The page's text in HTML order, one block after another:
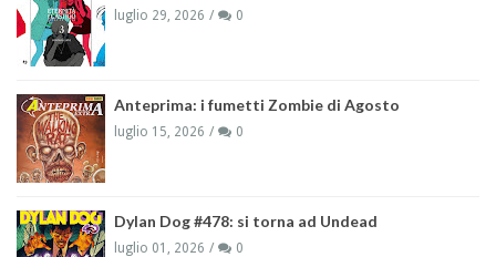
luglio 29, 2026 0
Anteprima: i fumetti Zombie di Agosto
luglio 15, 2026 0
Dylan Dog #478: si torna ad Undead
luglio 01, 2026 0